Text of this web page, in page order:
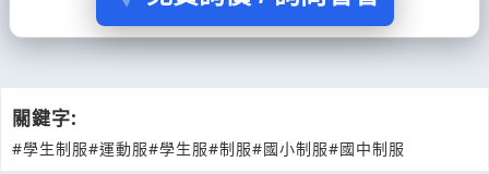
關鍵字:
#學生制服#運動服#學生服#制服#國小制服#國中制服